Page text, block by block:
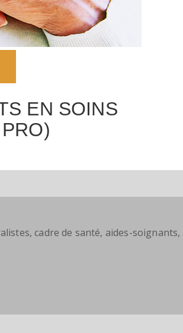
EN SOINS
cadre de santé, aides-soignants,